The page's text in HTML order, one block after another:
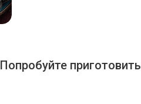
Попробуйте приготовить